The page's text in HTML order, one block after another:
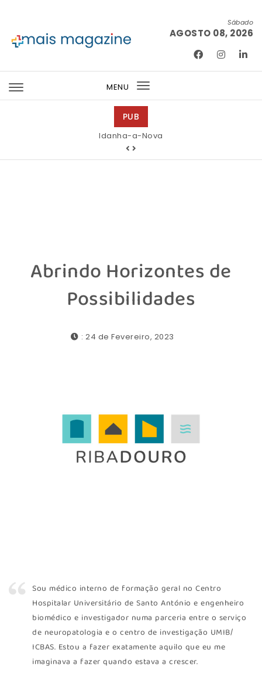
Sábado
AGOSTO 08, 2026
MENU
Toggle
PUB
Idanha-a-Nova
Abrindo Horizontes de
Possibilidades
: 24 de Fevereiro, 2023
Sou médico interno de formação geral no Centro
Hospitalar Universitário de Santo António e engenheiro
biomédico e investigador numa parceria entre o serviço
de neuropatologia e o centro de investigação UMIB/
ICBAS. Estou a fazer exatamente aquilo que eu me
imaginava a fazer quando estava a crescer.